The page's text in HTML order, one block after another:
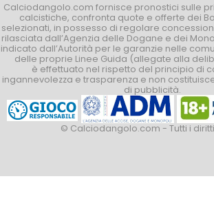
Calciodangolo.com fornisce pronostici sulle
calcistiche, confronta quote e offerte dei
selezionati, in possesso di regolare
rilasciata dall’Agenzia delle Dogane e dei
indicato dall’Autorità per le garanzie nelle
delle proprie Linee Guida (allegate alla
è effettuato nel rispetto del principio di
ingannevolezza e trasparenza e non
di pubblicità.
© Calciodangolo.com - Tutti i